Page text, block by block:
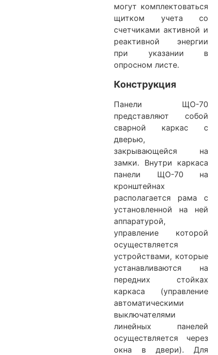
могут комплектоваться
щитком учета со
счетчиками активной и
реактивной энергии
при указании в
опросном листе.
Конструкция
Панели ЩО-70
представляют собой
сварной каркас с
дверью,
закрывающейся на
замки. Внутри каркаса
панели ЩО-70 на
кронштейнах
располагается рама с
установленной на ней
аппаратурой,
управление которой
осуществляется
устройствами, которые
устанавливаются на
передних стойках
каркаса (управление
автоматическими
выключателями
линейных панелей
осуществляется через
окна в двери). Для